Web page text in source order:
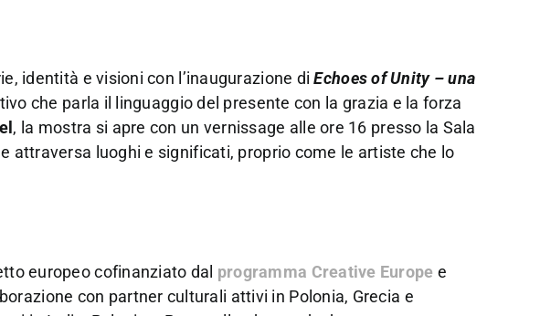
identità e visioni con l’inaugurazione diEchoes of Unity – una
che parla il linguaggio del presente con la grazia e la forza
, la mostra si apre con un vernissage alle ore 16 presso la Sala
attraversa luoghi e significati, proprio come le artiste che lo
europeo cofinanziato dal programma Creative Europe e
con partner culturali attivi in Polonia, Grecia e